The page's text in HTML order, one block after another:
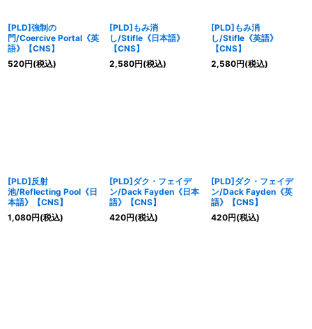
[PLD]強制の
門/Coercive Portal《英
語》【CNS】
520円(税込)
[PLD]もみ消
し/Stifle《日本語》
【CNS】
2,580円(税込)
[PLD]もみ消
し/Stifle《英語》
【CNS】
2,580円(税込)
[PLD]反射
池/Reflecting Pool《日
本語》【CNS】
1,080円(税込)
[PLD]ダク・フェイデ
ン/Dack Fayden《日本
語》【CNS】
420円(税込)
[PLD]ダク・フェイデ
ン/Dack Fayden《英
語》【CNS】
420円(税込)